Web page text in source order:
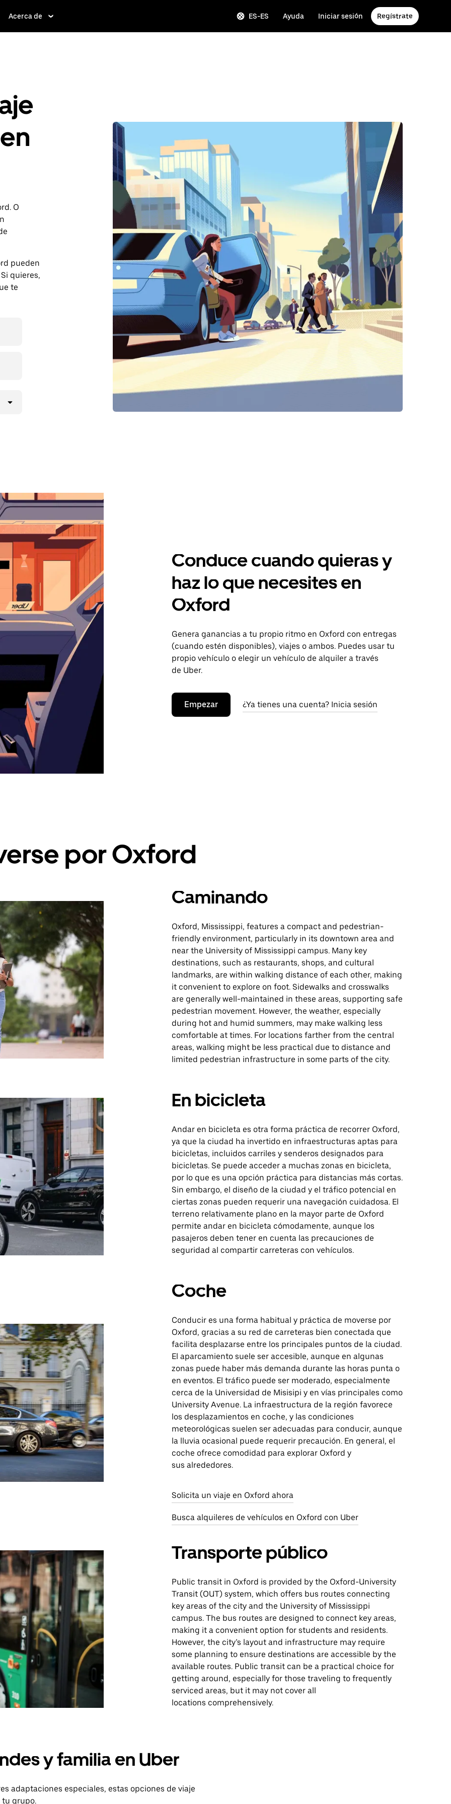
Acerca de ES-ES Ayuda Iniciar sesión Regístrate
O
pueden
quieres,
te
Conduce cuando quieras y
haz lo que necesites en
Oxford
Genera ganancias a tu propio ritmo en Oxford con entregas
(cuando estén disponibles), viajes o ambos. Puedes usar tu
propio vehículo o elegir un vehículo de alquiler a través
de Uber.
Empezar ¿Ya tienes una cuenta? Inicia sesión
por Oxford
Caminando
Oxford, Mississippi, features a compact and pedestrian-
friendly environment, particularly in its downtown area and
near the University of Mississippi campus. Many key
destinations, such as restaurants, shops, and cultural
landmarks, are within walking distance of each other, making
it convenient to explore on foot. Sidewalks and crosswalks
are generally well-maintained in these areas, supporting safe
pedestrian movement. However, the weather, especially
during hot and humid summers, may make walking less
comfortable at times. For locations farther from the central
areas, walking might be less practical due to distance and
limited pedestrian infrastructure in some parts of the city.
En bicicleta
Andar en bicicleta es otra forma práctica de recorrer Oxford,
ya que la ciudad ha invertido en infraestructuras aptas para
bicicletas, incluidos carriles y senderos designados para
bicicletas. Se puede acceder a muchas zonas en bicicleta,
por lo que es una opción práctica para distancias más cortas.
Sin embargo, el diseño de la ciudad y el tráfico potencial en
ciertas zonas pueden requerir una navegación cuidadosa. El
terreno relativamente plano en la mayor parte de Oxford
permite andar en bicicleta cómodamente, aunque los
pasajeros deben tener en cuenta las precauciones de
seguridad al compartir carreteras con vehículos.
Coche
Conducir es una forma habitual y práctica de moverse por
Oxford, gracias a su red de carreteras bien conectada que
facilita desplazarse entre los principales puntos de la ciudad.
El aparcamiento suele ser accesible, aunque en algunas
zonas puede haber más demanda durante las horas punta o
en eventos. El tráfico puede ser moderado, especialmente
cerca de la Universidad de Misisipi y en vías principales como
University Avenue. La infraestructura de la región favorece
los desplazamientos en coche, y las condiciones
meteorológicas suelen ser adecuadas para conducir, aunque
la lluvia ocasional puede requerir precaución. En general, el
coche ofrece comodidad para explorar Oxford y
sus alrededores.
Solicita un viaje en Oxford ahora
Busca alquileres de vehículos en Oxford con Uber
Transporte público
Public transit in Oxford is provided by the Oxford-University
Transit (OUT) system, which offers bus routes connecting
key areas of the city and the University of Mississippi
campus. The bus routes are designed to connect key areas,
making it a convenient option for students and residents.
However, the city’s layout and infrastructure may require
some planning to ensure destinations are accessible by the
available routes. Public transit can be a practical choice for
getting around, especially for those traveling to frequently
serviced areas, but it may not cover all
locations comprehensively.
y familia en Uber
adaptaciones especiales, estas opciones de viaje
tu grupo.